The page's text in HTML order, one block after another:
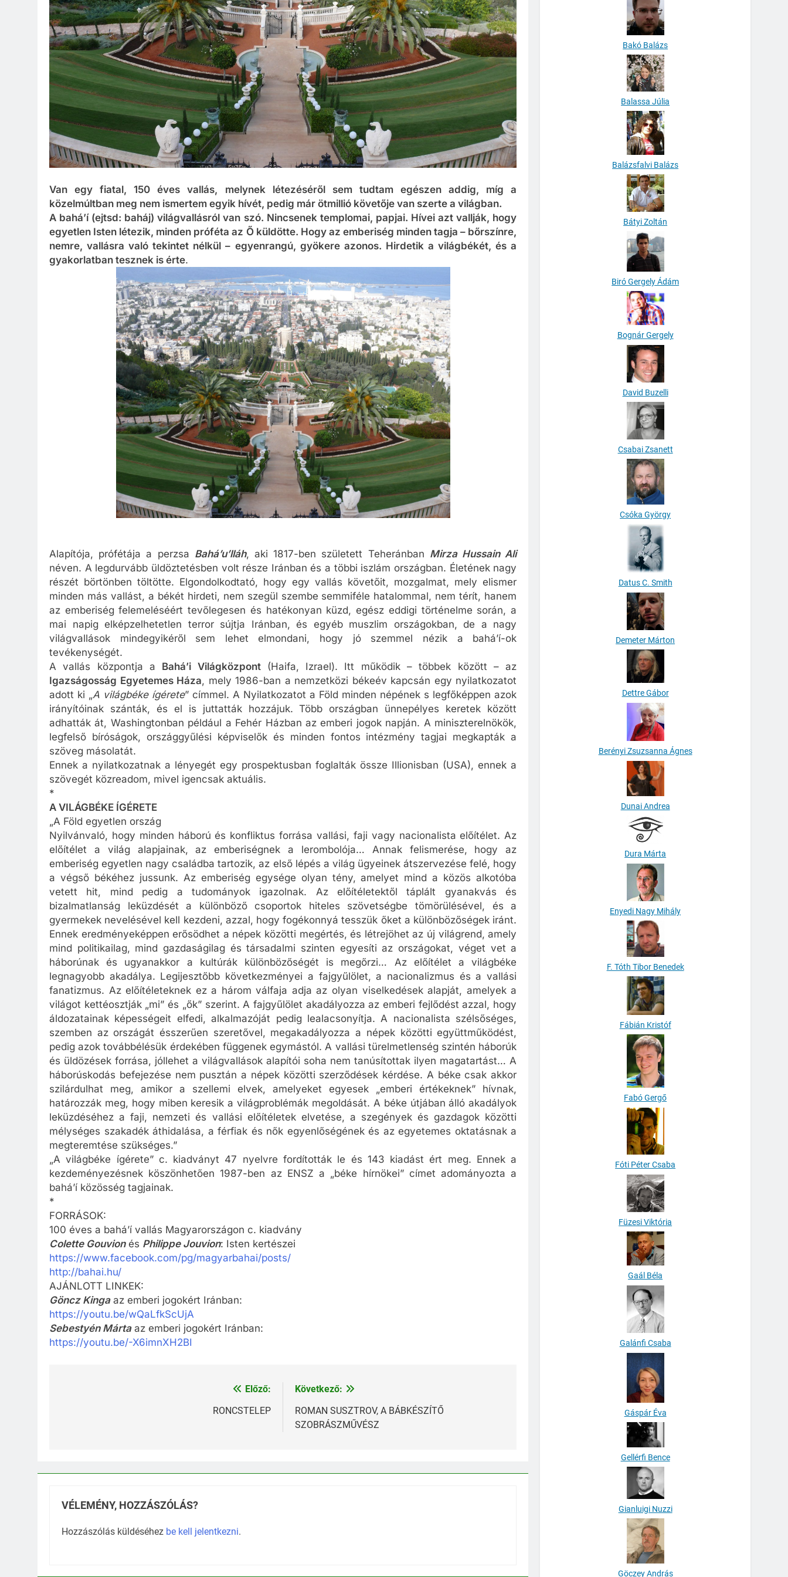
Van egy fiatal, 150 éves vallás, melynek létezéséről sem tudtam egészen addig, míg a
közelmúltban meg nem ismertem egyik hívét, pedig már ötmillió követője van szerte a világban.
A bahá’í (ejtsd: baháj) világvallásról van szó. Nincsenek templomai, papjai. Hívei azt vallják, hogy
egyetlen Isten létezik, minden próféta az Ő küldötte. Hogy az emberiség minden tagja – bőrszínre,
nemre, vallásra való tekintet nélkül – egyenrangú, gyökere azonos. Hirdetik a világbékét, és a
gyakorlatban tesznek is érte.
Alapítója, prófétája a perzsa Bahá’u’lláh, aki 1817-ben született Teheránban Mirza Hussain Ali
néven. A legdurvább üldöztetésben volt része Iránban és a többi iszlám országban. Életének nagy
részét börtönben töltötte. Elgondolkodtató, hogy egy vallás követőit, mozgalmat, mely elismer
minden más vallást, a békét hirdeti, nem szegül szembe semmiféle hatalommal, nem térít, hanem
az emberiség felemeléséért tevőlegesen és hatékonyan küzd, egész eddigi történelme során, a
mai napig elképzelhetetlen terror sújtja Iránban, és egyéb muszlim országokban, de a nagy
világvallások mindegyikéről sem lehet elmondani, hogy jó szemmel nézik a bahá’í-ok
tevékenységét.
A vallás központja a Bahá’i Világközpont(Haifa, Izrael). Itt működik – többek között – az
Igazságosság Egyetemes Háza, mely 1986-ban a nemzetközi békeév kapcsán egy nyilatkozatot
adott ki „A világbéke ígérete” címmel. A Nyilatkozatot a Föld minden népének s legfőképpen azok
irányítóinak szánták, és el is juttatták hozzájuk. Több országban ünnepélyes keretek között
adhatták át, Washingtonban például a Fehér Házban az emberi jogok napján. A miniszterelnökök,
legfelső bíróságok, országgyűlési képviselők és minden fontos intézmény tagjai megkapták a
szöveg másolatát.
Ennek a nyilatkozatnak a lényegét egy prospektusban foglalták össze Illionisban (USA), ennek a
szövegét közreadom, mivel igencsak aktuális.
*
A VILÁGBÉKE ÍGÉRETE
„A Föld egyetlen ország
Nyilvánvaló, hogy minden háború és konfliktus forrása vallási, faji vagy nacionalista előítélet. Az
előítélet a világ alapjainak, az emberiségnek a lerombolója… Annak felismerése, hogy az
emberiség egyetlen nagy családba tartozik, az első lépés a világ ügyeinek átszervezése felé, hogy
a végső békéhez jussunk. Az emberiség egysége olyan tény, amelyet mind a közös alkotóba
vetett hit, mind pedig a tudományok igazolnak. Az előítéletektől táplált gyanakvás és
bizalmatlanság leküzdését a különböző csoportok hiteles szövetségbe tömörülésével, és a
gyermekek nevelésével kell kezdeni, azzal, hogy fogékonnyá tesszük őket a különbözőségek iránt.
Ennek eredményeképpen erősödhet a népek közötti megértés, és létrejöhet az új világrend, amely
mind politikailag, mind gazdaságilag és társadalmi szinten egyesíti az országokat, véget vet a
háborúnak és ugyanakkor a kultúrák különbözőségét is megőrzi… Az előítélet a világbéke
legnagyobb akadálya. Legijesztőbb következményei a fajgyűlölet, a nacionalizmus és a vallási
fanatizmus. Az előítéleteknek ez a három válfaja adja az olyan viselkedések alapját, amelyek a
világot kettéosztják „mi” és „ők” szerint. A fajgyűlölet akadályozza az emberi fejlődést azzal, hogy
áldozatainak képességeit elfedi, alkalmazóját pedig lealacsonyítja. A nacionalista szélsőséges,
szemben az országát ésszerűen szeretővel, megakadályozza a népek közötti együttműködést,
pedig azok továbbélésük érdekében függenek egymástól. A vallási türelmetlenség szintén háborúk
és üldözések forrása, jóllehet a világvallások alapítói soha nem tanúsítottak ilyen magatartást… A
háborúskodás befejezése nem pusztán a népek közötti szerződések kérdése. A béke csak akkor
szilárdulhat meg, amikor a szellemi elvek, amelyeket egyesek „emberi értékeknek” hívnak,
határozzák meg, hogy miben keresik a világproblémák megoldását. A béke útjában álló akadályok
leküzdéséhez a faji, nemzeti és vallási előítéletek elvetése, a szegények és gazdagok közötti
mélységes szakadék áthidalása, a férfiak és nők egyenlőségének és az egyetemes oktatásnak a
megteremtése szükséges.”
„A világbéke ígérete” c. kiadványt 47 nyelvre fordították le és 143 kiadást ért meg. Ennek a
kezdeményezésnek köszönhetően 1987-ben az ENSZ a „béke hírnökei” címet adományozta a
bahá’í közösség tagjainak.
*
FORRÁSOK:
100 éves a bahá’í vallás Magyarországon c. kiadvány
Colette Gouvionés Philippe Jouvion: Isten kertészei
https://www.facebook.com/pg/magyarbahai/posts/
http://bahai.hu/
AJÁNLOTT LINKEK:
Göncz Kingaaz emberi jogokért Iránban:
https://youtu.be/wQaLfkScUjA
Sebestyén Mártaaz emberi jogokért Iránban:
https://youtu.be/-X6imnXH2BI
Előző:
RONCSTELEP
Következő:
ROMAN SUSZTROV, A BÁBKÉSZÍTŐ
SZOBRÁSZMŰVÉSZ
VÉLEMÉNY, HOZZÁSZÓLÁS?
Hozzászólás küldéséhez be kell jelentkezni.
Bakó Balázs
Balassa Júlia
Balázsfalvi Balázs
Bátyi Zoltán
Biró Gergely Ádám
Bognár Gergely
David Buzelli
Csabai Zsanett
Csóka György
Datus C. Smith
Demeter Márton
Dettre Gábor
Berényi Zsuzsanna Ágnes
Dunai Andrea
Dura Márta
Enyedi Nagy Mihály
F. Tóth Tibor Benedek
Fábián Kristóf
Fabó Gergő
Fóti Péter Csaba
Füzesi Viktória
Gaál Béla
Galánfi Csaba
Gáspár Éva
Gellérfi Bence
Gianluigi Nuzzi